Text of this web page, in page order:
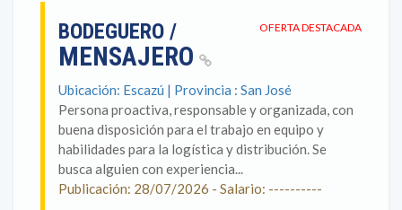
OFERTA DESTACADA
BODEGUERO /
MENSAJERO
Ubicación: Escazú | Provincia : San José
Persona proactiva, responsable y organizada, con
buena disposición para el trabajo en equipo y
habilidades para la logística y distribución. Se
busca alguien con experiencia...
Publicación: 28/07/2026 - Salario: ----------